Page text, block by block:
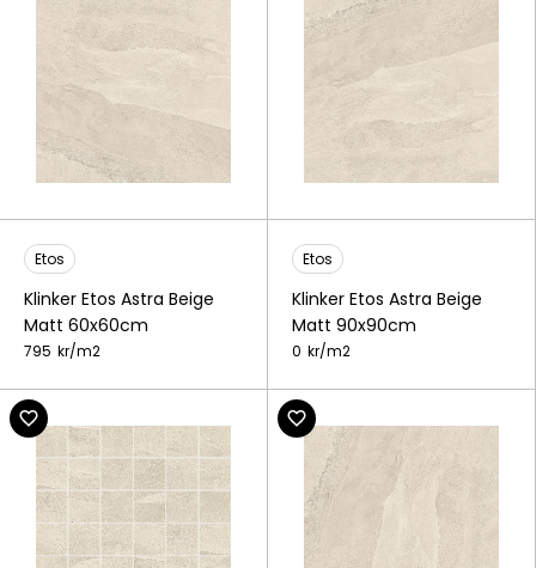
Etos
Klinker Etos Astra Beige
Matt 60x60cm
795 kr/m2
Etos
Klinker Etos Astra Beige
Matt 90x90cm
0 kr/m2